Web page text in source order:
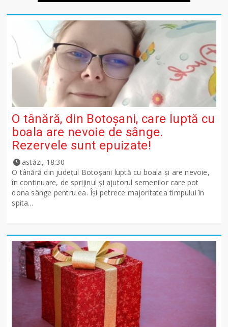
O tânără, din Botoșani, care luptă cu
boala are nevoie de sânge.
Rezervele sunt epuizate!
astăzi, 18:30
O tânără din județul Botoșani luptă cu boala și are nevoie,
în continuare, de sprijinul și ajutorul semenilor care pot
dona sânge pentru ea. Își petrece majoritatea timpului în
spita...